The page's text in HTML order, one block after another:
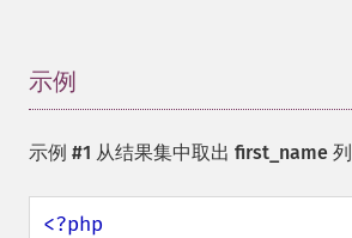
示例
示例 #1 从结果集中取出 first_name 列
<?php